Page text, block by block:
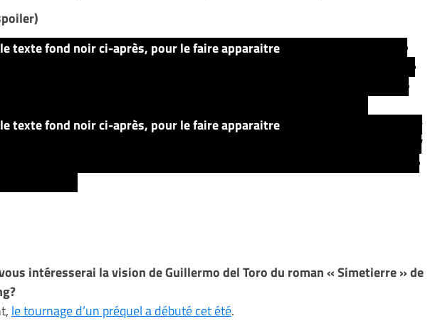
texte fond noir ci-après, pour le faire apparaitre
texte fond noir ci-après, pour le faire apparaitre
intéresserai la vision de Guillermo del Toro du roman « Simetierre » de
le tournage d’un préquel a débuté cet été.